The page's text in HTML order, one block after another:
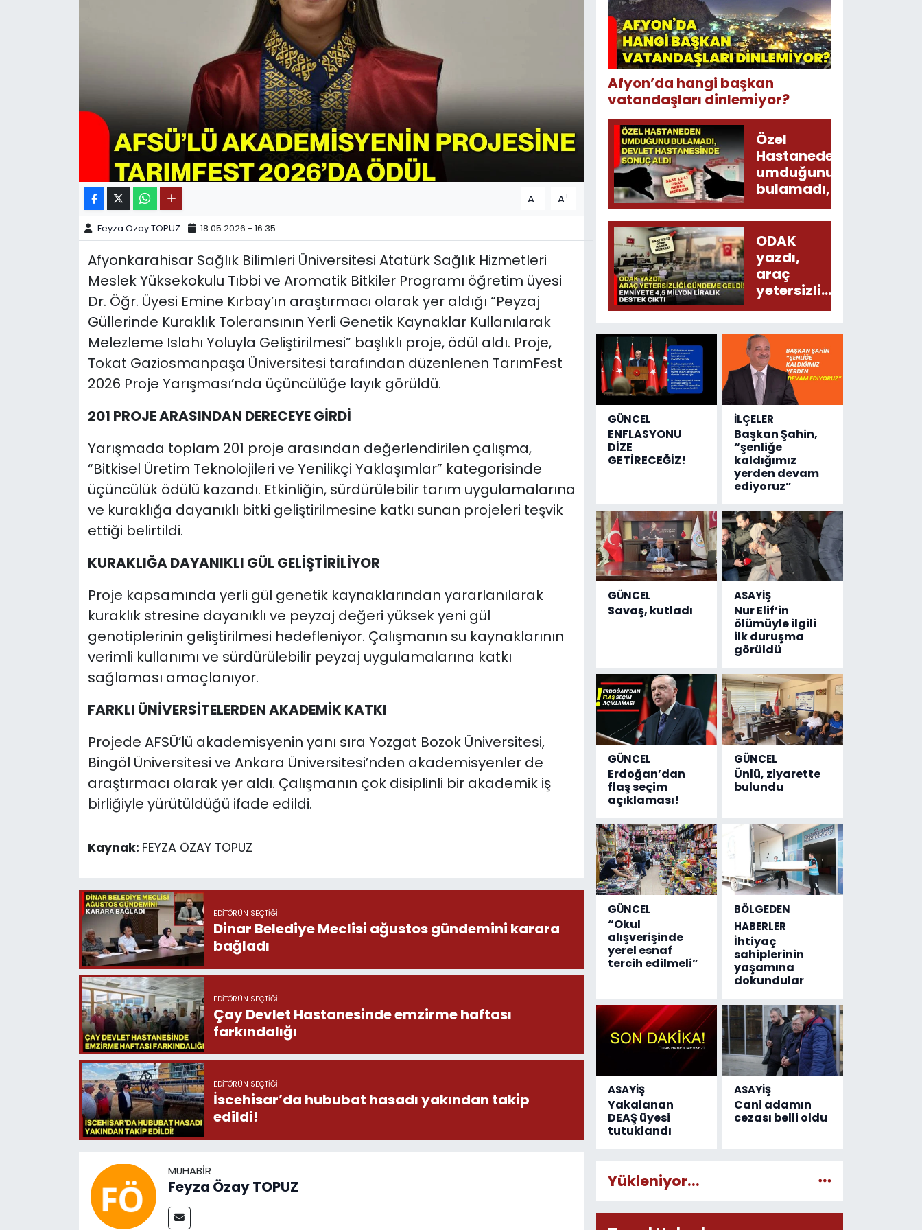
A- A+
Feyza Özay TOPUZ 18.05.2026 - 16:35
Afyonkarahisar Sağlık Bilimleri Üniversitesi Atatürk Sağlık Hizmetleri
Meslek Yüksekokulu Tıbbi ve Aromatik Bitkiler Programı öğretim üyesi
Dr. Öğr. Üyesi Emine Kırbay’ın araştırmacı olarak yer aldığı “Peyzaj
Güllerinde Kuraklık Toleransının Yerli Genetik Kaynaklar Kullanılarak
Melezleme Islahı Yoluyla Geliştirilmesi” başlıklı proje, ödül aldı. Proje,
Tokat Gaziosmanpaşa Üniversitesi tarafından düzenlenen TarımFest
2026 Proje Yarışması’nda üçüncülüğe layık görüldü.
201 PROJE ARASINDAN DERECEYE GİRDİ
Yarışmada toplam 201 proje arasından değerlendirilen çalışma,
“Bitkisel Üretim Teknolojileri ve Yenilikçi Yaklaşımlar” kategorisinde
üçüncülük ödülü kazandı. Etkinliğin, sürdürülebilir tarım uygulamalarına
ve kuraklığa dayanıklı bitki geliştirilmesine katkı sunan projeleri teşvik
ettiği belirtildi.
KURAKLIĞA DAYANIKLI GÜL GELİŞTİRİLİYOR
Proje kapsamında yerli gül genetik kaynaklarından yararlanılarak
kuraklık stresine dayanıklı ve peyzaj değeri yüksek yeni gül
genotiplerinin geliştirilmesi hedefleniyor. Çalışmanın su kaynaklarının
verimli kullanımı ve sürdürülebilir peyzaj uygulamalarına katkı
sağlaması amaçlanıyor.
FARKLI ÜNİVERSİTELERDEN AKADEMİK KATKI
Projede AFSÜ’lü akademisyenin yanı sıra Yozgat Bozok Üniversitesi,
Bingöl Üniversitesi ve Ankara Üniversitesi’nden akademisyenler de
araştırmacı olarak yer aldı. Çalışmanın çok disiplinli bir akademik iş
birliğiyle yürütüldüğü ifade edildi.
Kaynak: FEYZA ÖZAY TOPUZ
EDITÖRÜN SEÇTIĞI
Dinar Belediye Meclisi ağustos gündemini karara
bağladı
EDITÖRÜN SEÇTIĞI
Çay Devlet Hastanesinde emzirme haftası
farkındalığı
EDITÖRÜN SEÇTIĞI
İscehisar’da hububat hasadı yakından takip
edildi!
MUHABIR
Feyza Özay TOPUZ
Afyon’da hangi başkan
vatandaşları dinlemiyor?
Özel
Hastaneden
umduğunu
bulamadı,
Devlet
Hastanesinde
sonuç aldı
ODAK
yazdı,
araç
yetersizliği
gündeme
Emniyete
4,5 milyon
liralık
destek
çıktı
GÜNCEL
ENFLASYONU
DİZE
GETİRECEĞİZ!
İLÇELER
Başkan Şahin,
“şenliğe
kaldığımız
yerden devam
ediyoruz”
GÜNCEL
Savaş, kutladı
ASAYİŞ
Nur Elif’in
ölümüyle ilgili
ilk duruşma
görüldü
GÜNCEL
Erdoğan’dan
flaş seçim
açıklaması!
GÜNCEL
Ünlü, ziyarette
bulundu
GÜNCEL
“Okul
alışverişinde
yerel esnaf
tercih edilmeli”
BÖLGEDEN
HABERLER
İhtiyaç
sahiplerinin
yaşamına
dokundular
ASAYİŞ
Yakalanan
DEAŞ üyesi
tutuklandı
ASAYİŞ
Cani adamın
cezası belli oldu
Yükleniyor...